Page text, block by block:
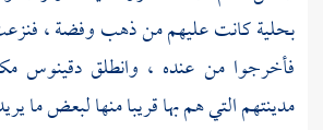
بحلية كانت عليهم من ذهب وفضة ،
فأخرجوا من عنده ، وانطلقدقينوس
مدينتهم التي هم بها قريبا منها لبعض ما